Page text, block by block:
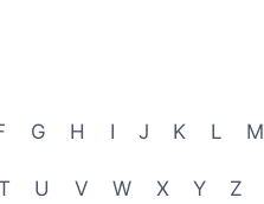
G H I J K L M
U V W X Y Z